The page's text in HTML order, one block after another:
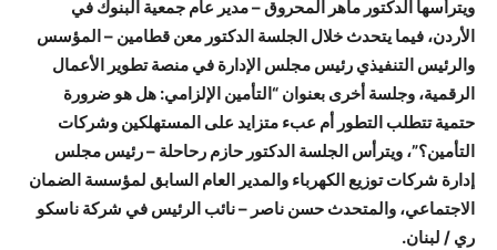
ويترأسها الدكتور ماهر المحروق – مدير عام جمعية البنوك في
الأردن، فيما يتحدث خلال الجلسة الدكتور معن قطامين – المؤسس
والرئيس التنفيذي رئيس مجلس الإدارة في منصة تطوير الأعمال
الرقمية، وجلسة أخرى بعنوان “التأمين الإلزامي: هل هو ضرورة
حتمية تتطلب التطور أم عبء متزايد على المستهلكين وشركات
التأمين؟”، ويترأس الجلسة الدكتور حازم رحاحلة – رئيس مجلس
إدارة شركات توزيع الكهرباء والمدير العام السابق لمؤسسة الضمان
الاجتماعي، والمتحدث حسن ناصر – نائب الرئيس في شركة ناسكو
ري / لبنان.